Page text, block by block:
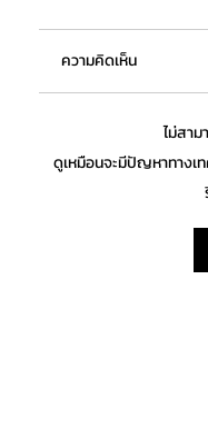
“กระทรวง
อาหาร ปั้น
ความคิดเห็น
ไม่สา
ดูเหมือนจะมีปัญหาทางเ